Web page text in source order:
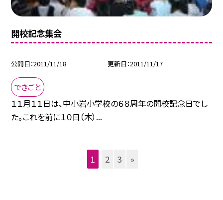
開校記念集会
公開日 2011/11/18 更新日 2011/11/17
できごと
１１月１１日は、中小岩小学校の６８周年の開校記念日でし
た。これを前に１０日（木）...
1 2 3 »